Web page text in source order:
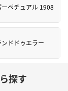
ーペチュアル 1908
ンドドゥエラー
探す